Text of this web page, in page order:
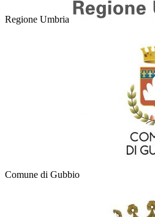
Regione Umbria
Comune di Gubbio